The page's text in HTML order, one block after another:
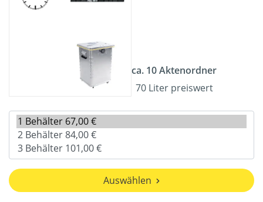
ca. 10 Aktenordner
70 Liter preiswert
Auswählen